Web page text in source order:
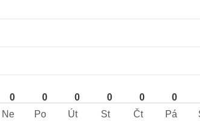
0 0 0 0 0 0
Ne Po Út St Čt Pá